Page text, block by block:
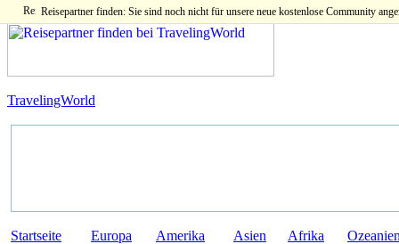
Reisepartner finden: Sie sind noch nicht für unsere neue kostenlose Community
TravelingWorld
Startseite Europa Amerika Asien Afrika